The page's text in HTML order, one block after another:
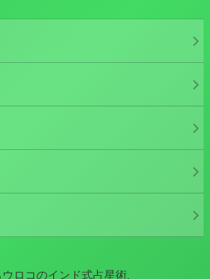
ロコのインド式占星術.